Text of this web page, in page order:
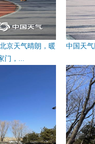
京天气晴朗，暖
门，...
中国天